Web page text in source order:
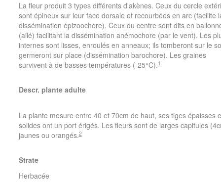
La fleur produit 3 types différents d'akènes. Ceux du cercle
sont épineux sur leur face dorsale et recourbées en arc (facilite
dissémination épizoochore). Ceux du centre sont dits en
(ailé) facilitant la dissémination anémochore (par le vent). Les
internes sont lisses, enroulés en anneaux; ils tomberont sur le
germeront sur place (dissémination barochore). Les graines
survivent à de basses températures (-25°C).1
Descr. plante adulte
La plante mesure entre 40 et 70cm de haut, ses tiges épaisses
solides ont un port érigés. Les fleurs sont de larges capitules
jaunes ou orangés.2
Strate
Herbacée